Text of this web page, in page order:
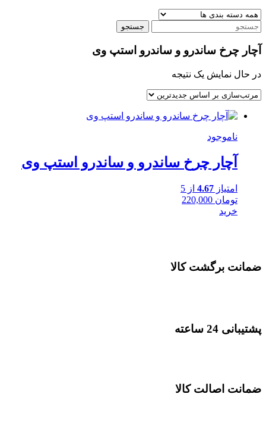
جستجو
آچار چرخ ساندرو و ساندرو استپ وی
در حال نمایش یک نتیجه
ناموجود
آچار چرخ ساندرو و ساندرو استپ وی
امتیاز 4.67 از 5
تومان
خرید
ضمانت برگشت کالا
پشتیبانی 24 ساعته
ضمانت اصالت کالا